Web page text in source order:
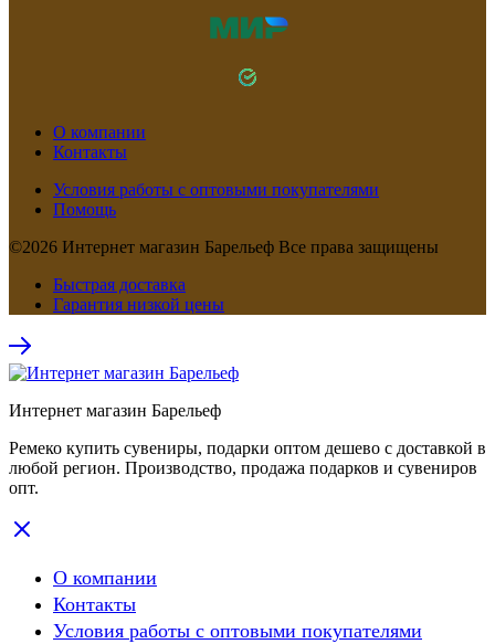
О компании
Контакты
Условия работы с оптовыми покупателями
Помощь
©2026 Интернет магазин Барельеф Все права защищены
Быстрая доставка
Гарантия низкой цены
Интернет магазин Барельеф
Ремеко купить сувениры, подарки оптом дешево с доставкой в
любой регион. Производство, продажа подарков и сувениров
опт.
О компании
Контакты
Условия работы с оптовыми покупателями